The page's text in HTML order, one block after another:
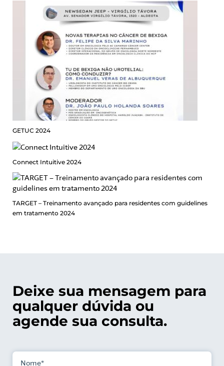
GETUC 2024
Connect Intuitive 2024
TARGET – Treinamento avançado para residentes com guidelines
em tratamento 2024
Deixe sua mensagem para
qualquer dúvida ou
agende sua consulta.